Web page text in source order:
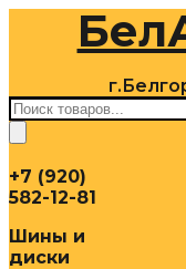
содержимому
Поиск
товаров
+7 (920)
582-12-81
Шины и
диски